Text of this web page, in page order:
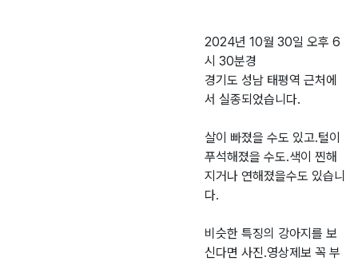
2024년 10월 30일 오후 6
시 30분경
경기도 성남 태평역 근처에
서 실종되었습니다.
살이 빠졌을 수도 있고.털이
푸석해졌을 수도.색이 찐해
지거나 연해졌을수도 있습니
다.
비슷한 특징의 강아지를 보
신다면 사진.영상제보 꼭 부